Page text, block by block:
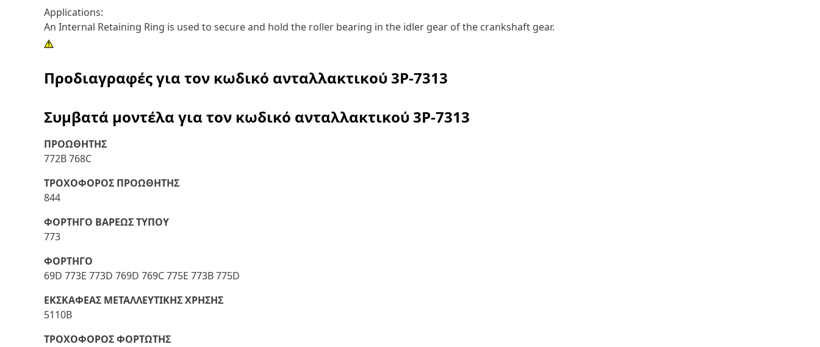
Applications:
An Internal Retaining Ring is used to secure and hold the roller bearing in the idler gear of the crankshaft gear.
Προδιαγραφές για τον κωδικό ανταλλακτικού3P-7313
Συμβατά μοντέλα για τον κωδικό ανταλλακτικού3P-7313
ΠΡΟΩΘΗΤΗΣ
772B 768C
ΤΡΟΧΟΦΟΡΟΣ ΠΡΟΩΘΗΤΗΣ
844
ΦΟΡΤΗΓΟ ΒΑΡΕΩΣ ΤΥΠΟΥ
773
ΦΟΡΤΗΓΟ
69D 773E 773D 769D 769C 775E 773B 775D
ΕΚΣΚΑΦΕΑΣ ΜΕΤΑΛΛΕΥΤΙΚΗΣ ΧΡΗΣΗΣ
5110B
ΤΡΟΧΟΦΟΡΟΣ ΦΟΡΤΩΤΗΣ